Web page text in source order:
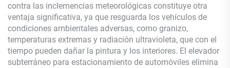
contra las inclemencias meteorológicas constituye otra
ventaja significativa, ya que resguarda los vehículos de
condiciones ambientales adversas, como granizo,
temperaturas extremas y radiación ultravioleta, que con el
tiempo pueden dañar la pintura y los interiores. El elevador
subterráneo para estacionamiento de automóviles elimina